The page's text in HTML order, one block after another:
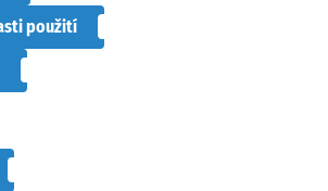
použití